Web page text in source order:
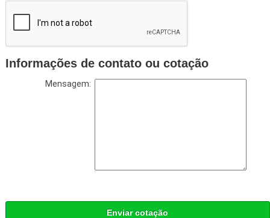
Informações de contato ou cotação
Mensagem:
Enviar cotação